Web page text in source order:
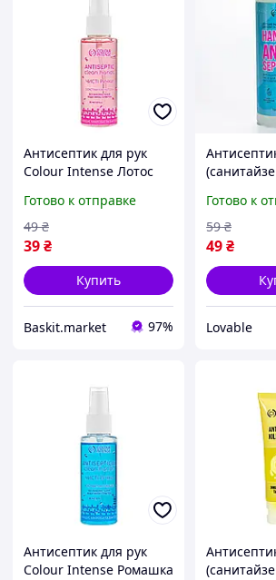
Антисептик для рук
Colour Intense Лотос
Готово к отправке
39₴
49 ₴
Купить
Baskit.market 97%
Intense
Готово к
49₴
59 ₴
Lovable
Антисептик для рук
Colour Intense Ромашка